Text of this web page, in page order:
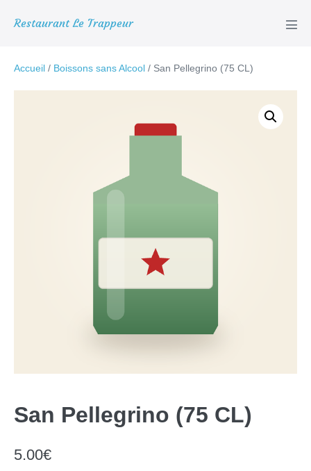
Restaurant Le Trappeur
Accueil / Boissons sans Alcool / San Pellegrino (75 CL)
San Pellegrino (75 CL)
5.00€